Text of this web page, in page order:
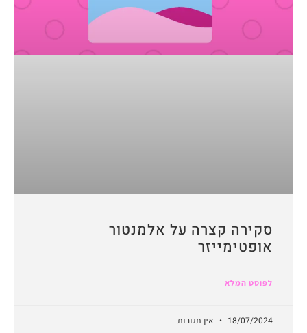
סקירה קצרה על אלמנטור
אופטימייזר
לפוסט המלא
18/07/2024 אין תגובות